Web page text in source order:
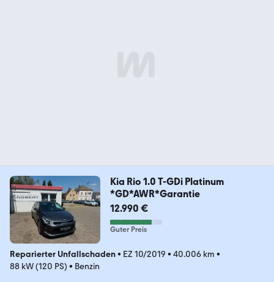
Kia Rio 1.0 T-GDi Platinum
*GD*AWR*Garantie
12.990 €
Guter Preis
Reparierter Unfallschaden• EZ 10/2019 • 40.006 km •
88 kW (120 PS) • Benzin